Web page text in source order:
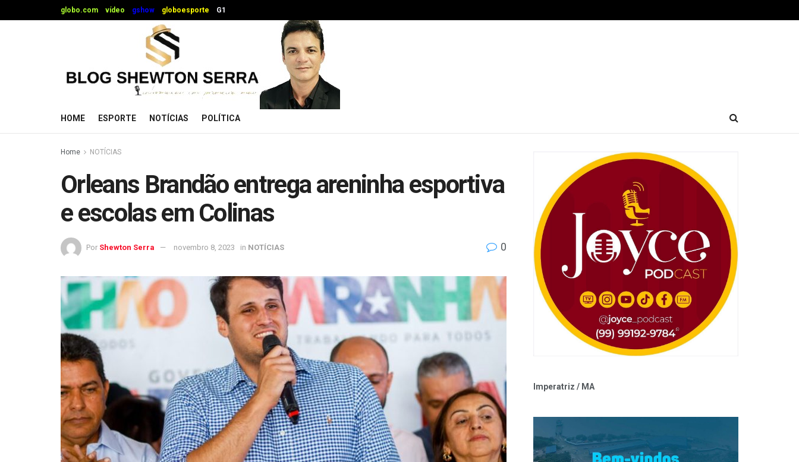
globo.com vídeo gshow globoesporte G1
HOME ESPORTE NOTÍCIAS POLÍTICA
Home NOTÍCIAS
Orleans Brandão entrega areninha esportiva
e escolas em Colinas
Por Shewton Serra novembro 8, 2023 in NOTÍCIAS 0
Imperatriz / MA